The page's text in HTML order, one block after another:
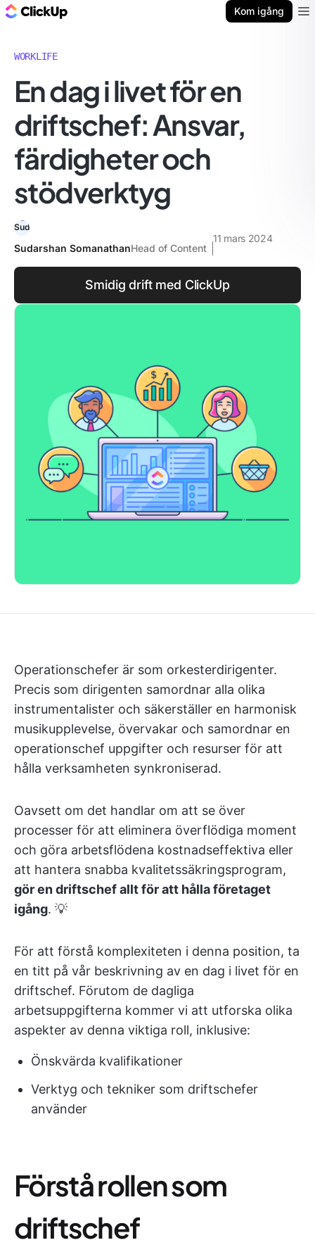
Kom igång
WORKLIFE
En dag i livet för en
driftschef: Ansvar,
färdigheter och
stödverktyg
Sudarshan SomanathanHead of Content
11 mars 2024
Smidig drift med ClickUp
Operationschefer är som orkesterdirigenter.
Precis som dirigenten samordnar alla olika
instrumentalister och säkerställer en harmonisk
musikupplevelse, övervakar och samordnar en
operationschef uppgifter och resurser för att
hålla verksamheten synkroniserad.
Oavsett om det handlar om att se över
processer för att eliminera överflödiga moment
och göra arbetsflödena kostnadseffektiva eller
att hantera snabba kvalitetssäkringsprogram,
gör en driftschef allt för att hålla företaget
igång. 💡
För att förstå komplexiteten i denna position, ta
en titt på vår beskrivning av en dag i livet för en
driftschef. Förutom de dagliga
arbetsuppgifterna kommer vi att utforska olika
aspekter av denna viktiga roll, inklusive:
Önskvärda kvalifikationer
Verktyg och tekniker som driftschefer
använder
Förstå rollen som
driftschef